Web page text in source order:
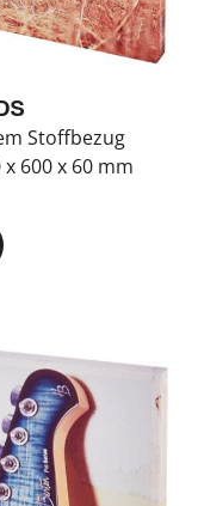
Stoffbezug
600 x 60 mm